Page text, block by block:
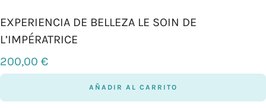
EXPERIENCIA DE BELLEZA LE SOIN DE
L’IMPÉRATRICE
200,00 €
AÑADIR AL CARRITO